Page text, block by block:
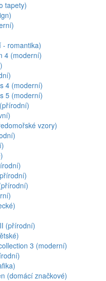
tapety)
romantika)
4 (moderní)
4 (moderní)
5 (moderní)
vzory)
(přírodní)
3 (moderní)
(domácí značkové)